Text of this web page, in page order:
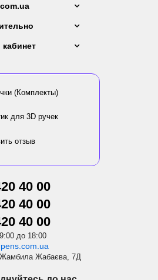
(Комплекты)
для 3D ручек
отзыв
40 00
40 00
40 00
до 18:00
Жабаєва, 7Д